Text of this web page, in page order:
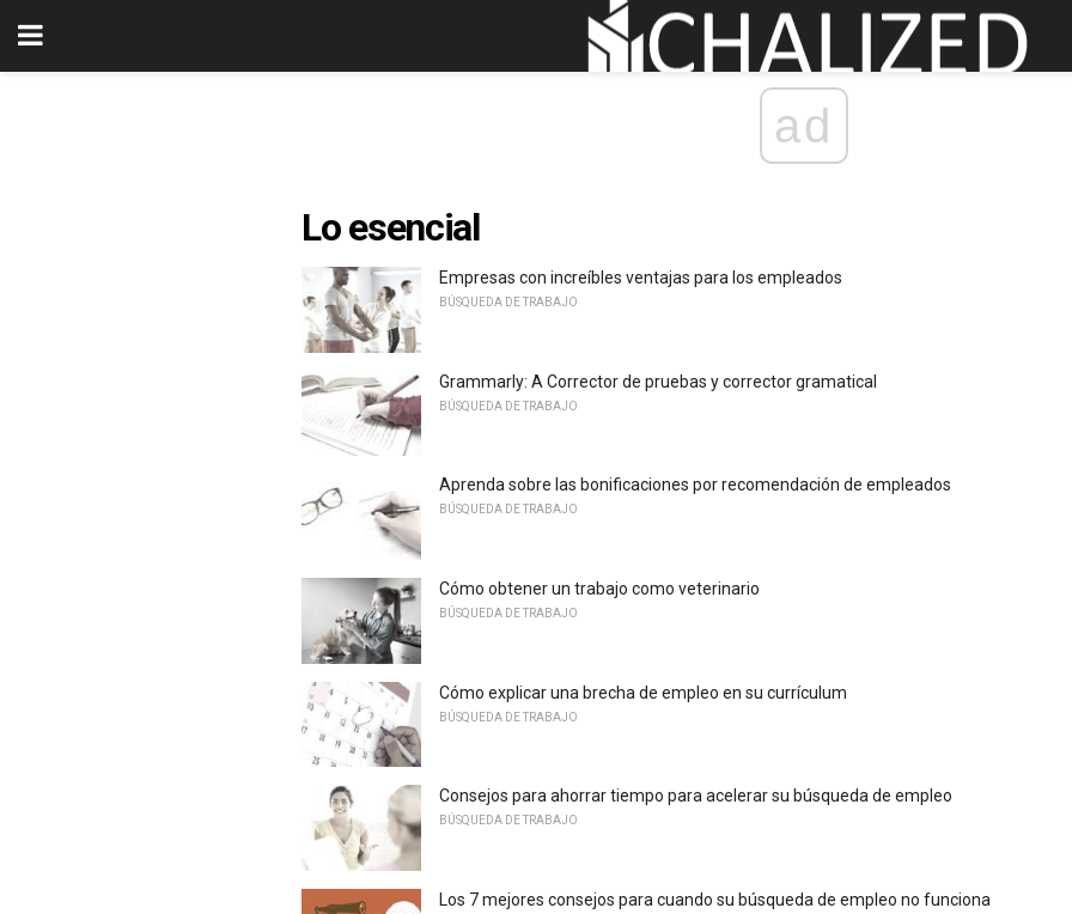
ad
Lo esencial
Empresas con increíbles ventajas para los empleados
BÚSQUEDA DE TRABAJO
Grammarly: A Corrector de pruebas y corrector gramatical
BÚSQUEDA DE TRABAJO
Aprenda sobre las bonificaciones por recomendación de empleados
BÚSQUEDA DE TRABAJO
Cómo obtener un trabajo como veterinario
BÚSQUEDA DE TRABAJO
Cómo explicar una brecha de empleo en su currículum
BÚSQUEDA DE TRABAJO
Consejos para ahorrar tiempo para acelerar su búsqueda de empleo
BÚSQUEDA DE TRABAJO
Los 7 mejores consejos para cuando su búsqueda de empleo no funciona